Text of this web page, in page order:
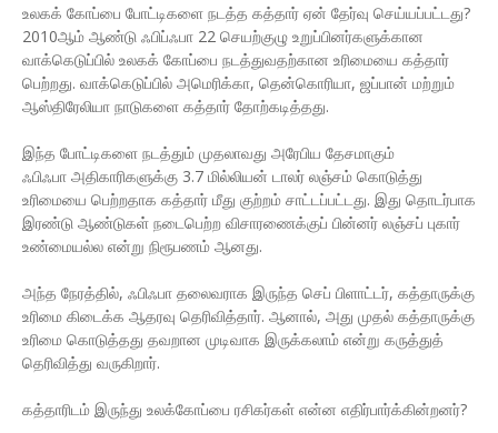
உலகக் கோப்பை போட்டிகளை நடத்த கத்தார் ஏன் தேர்வு செய்யப்பட்டது?
2010ஆம் ஆண்டு ஃபிப்ஃபா 22 செயற்குழு உறுப்பினர்களுக்கான
வாக்கெடுப்பில் உலகக் கோப்பை நடத்துவதற்கான உரிமையை கத்தார்
பெற்றது. வாக்கெடுப்பில் அமெரிக்கா, தென்கொரியா, ஜப்பான் மற்றும்
ஆஸ்திரேலியா நாடுகளை கத்தார் தோற்கடித்தது.
இந்த போட்டிகளை நடத்தும் முதலாவது அரேபிய தேசமாகும்
ஃபிஃபா அதிகாரிகளுக்கு 3.7 மில்லியன் டாலர் லஞ்சம் கொடுத்து
உரிமையை பெற்றதாக கத்தார் மீது குற்றம் சாட்டப்பட்டது. இது தொடர்பாக
இரண்டு ஆண்டுகள் நடைபெற்ற விசாரணைக்குப் பின்னர் லஞ்சப் புகார்
உண்மையல்ல என்று நிரூபணம் ஆனது.
அந்த நேரத்தில், ஃபிஃபா தலைவராக இருந்த செப் பிளாட்டர், கத்தாருக்கு
உரிமை கிடைக்க ஆதரவு தெரிவித்தார். ஆனால், அது முதல் கத்தாருக்கு
உரிமை கொடுத்தது தவறான முடிவாக இருக்கலாம் என்று கருத்துத்
தெரிவித்து வருகிறார்.
கத்தாரிடம் இருந்து உலக்கோப்பை ரசிகர்கள் என்ன எதிர்பார்க்கின்றனர்?